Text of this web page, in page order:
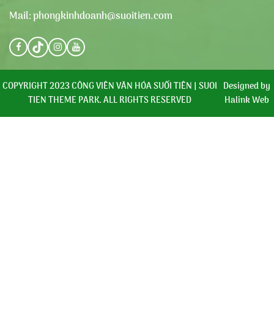
Mail:phongkinhdoanh@suoitien.com
COPYRIGHT 2023 CÔNG VIÊN VĂN HÓA SUỐI TIÊN | SUOI
TIEN THEME PARK. ALL RIGHTS RESERVED
Designed by
Halink Web